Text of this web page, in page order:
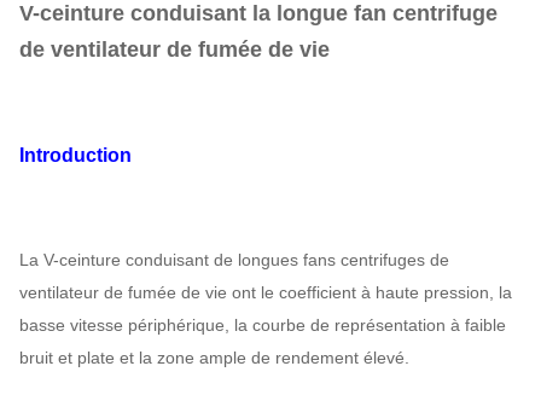
V-ceinture conduisant la longue fan centrifuge
de ventilateur de fumée de vie
Introduction
La V-ceinture conduisant de longues fans centrifuges de
ventilateur de fumée de vie ont le coefficient à haute pression, la
basse vitesse périphérique, la courbe de représentation à faible
bruit et plate et la zone ample de rendement élevé.